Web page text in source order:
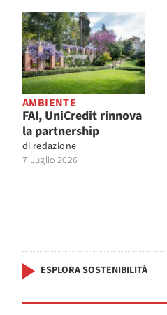
AMBIENTE
FAI, UniCredit rinnova
la partnership
di redazione
7 Luglio 2026
ESPLORA SOSTENIBILITÀ